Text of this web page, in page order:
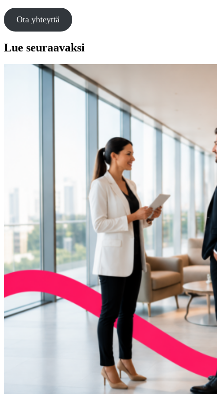
Ota yhteyttä
Lue seuraavaksi